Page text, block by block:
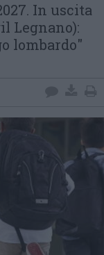
In uscita
Legnano):
lombardo"